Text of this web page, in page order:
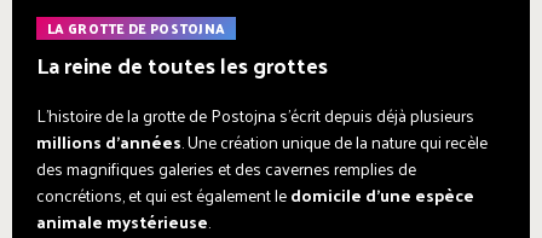
LA GROTTE DE POSTOJNA
La reine de toutes les grottes
L'histoire de la grotte de Postojna s'écrit depuis déjà plusieurs
millions d'années. Une création unique de la nature qui recèle
des magnifiques galeries et des cavernes remplies de
concrétions, et qui est également ledomicile d'une espèce
animale mystérieuse.